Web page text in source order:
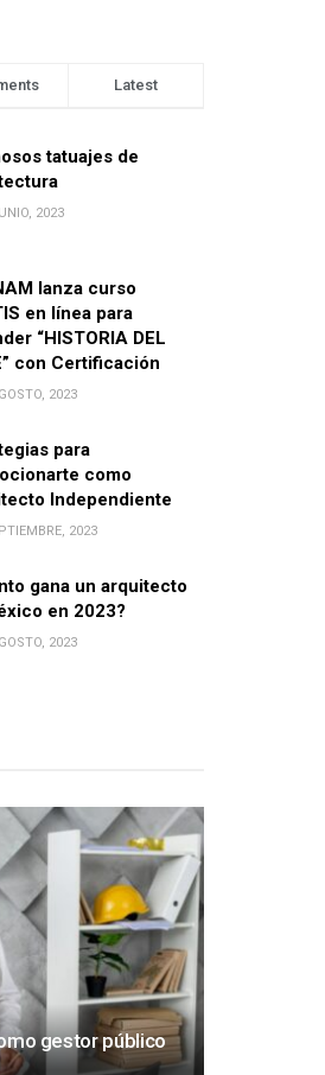
Latest
tatuajes de
2023
lanza curso
en línea para
“HISTORIA DEL
con Certificación
2023
para
como
Independiente
2023
gana un arquitecto
en 2023?
2023
gestor público